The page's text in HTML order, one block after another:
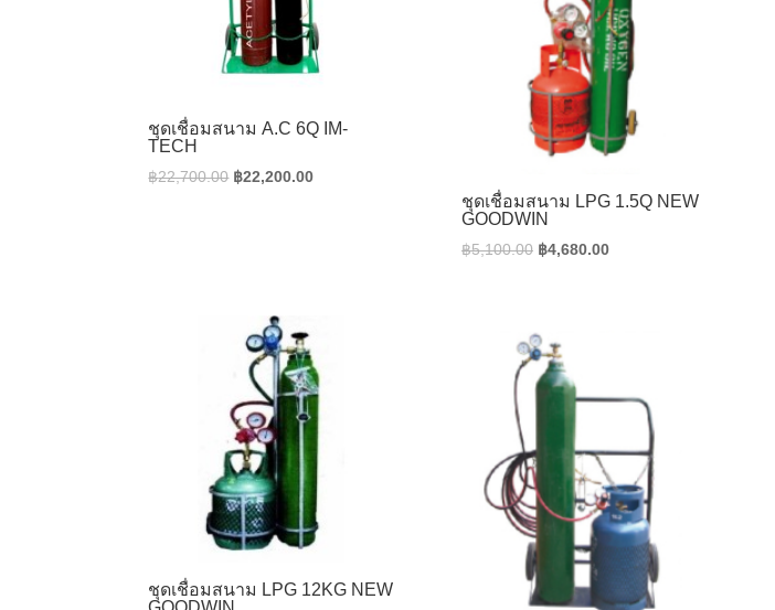
ชุดเชื่อมสนาม A.C 6Q IM-
TECH
฿22,700.00 Original
฿22,200.00Current
ชุดเชื่อมสนาม LPG 1.5Q NEW
GOODWIN
฿5,100.00 Original
฿4,680.00Current
ชุดเชื่อมสนาม LPG 12KG NEW